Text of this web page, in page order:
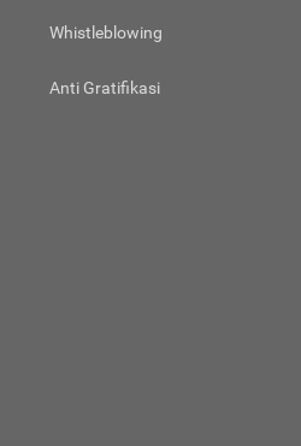
Whistleblowing
Anti Gratifikasi